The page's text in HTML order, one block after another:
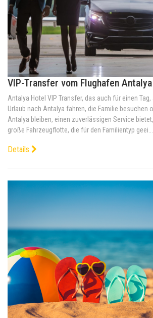
VIP-Transfer vom Flughafen Antalya
Antalya Hotel VIP Transfer, das auch für einen
Urlaub nach Antalya fahren, die Familie besuchen
Antalya bleiben, einen zuverlässigen Service
große Fahrzeugflotte, die für den Familientyp geei...
Details